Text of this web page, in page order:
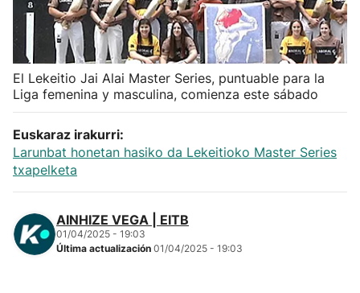
Kirolak 360
Atletismo
Más deportes
"Helmuga"
El Lekeitio Jai Alai Master Series, puntuable para la
Liga femenina y masculina, comienza este sábado
Euskaraz irakurri:
Larunbat honetan hasiko da Lekeitioko Master Series
txapelketa
AINHIZE VEGA | EITB
01/04/2025 - 19:03
Última actualización 01/04/2025 - 19:03